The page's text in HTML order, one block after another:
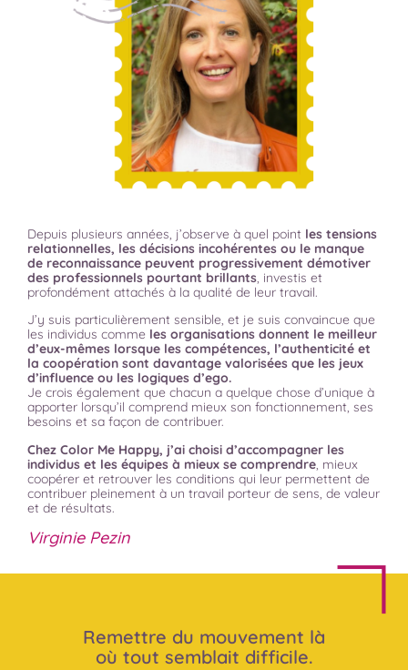
Depuis plusieurs années, j’observe à quel point les tensions
relationnelles, les décisions incohérentes ou le manque
de reconnaissance peuvent progressivement démotiver
des professionnels pourtant brillants, investis et
profondément attachés à la qualité de leur travail.
J’y suis particulièrement sensible, et je suis convaincue que
les individus comme les organisations donnent le meilleur
d’eux-mêmes lorsque les compétences, l’authenticité et
la coopération sont davantage valorisées que les jeux
d’influence ou les logiques d’ego.
Je crois également que chacun a quelque chose d’unique à
apporter lorsqu’il comprend mieux son fonctionnement, ses
besoins et sa façon de contribuer.
Chez Color Me Happy, j’ai choisi d’accompagner les
individus et les équipes à mieux se comprendre, mieux
coopérer et retrouver les conditions qui leur permettent de
contribuer pleinement à un travail porteur de sens, de valeur
et de résultats.
Virginie Pezin
Remettre du mouvement là
où tout semblait difficile.